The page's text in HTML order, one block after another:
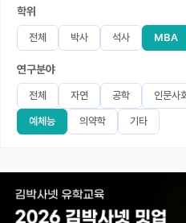
미국 유학 게시판
어드미션 포스팅
블로그
이벤트
이벤트
학위
전체 박사 석사 MBA
연구분야
전체 자연 공학 인문사
예체능 의약학 기타